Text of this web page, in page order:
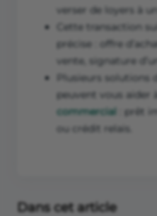
verser de loyers à
Cette transaction
précise : offre
vente, signature
Plusieurs solutions
peuvent vous aider
commercial : prêt
ou crédit relais.
Dans cet article